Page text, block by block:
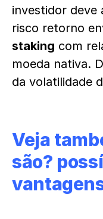
investidor deve
risco retorno
staking com
moeda nativa.
da volatilidade
Veja
são?